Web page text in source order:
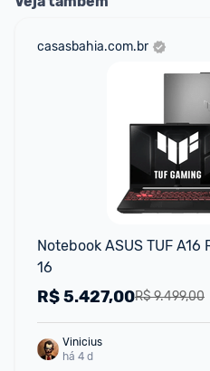
casasbahia.com.br
Notebook ASUS TUF A16
16
R$ 9.499,00
R$5.427,00
Vinicius
há 4 d